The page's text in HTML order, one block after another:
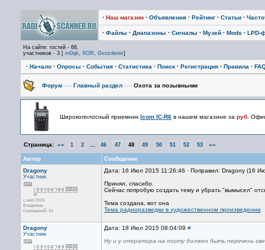
· Наш магазин · Объявления · Рейтинг · Статьи ·
· Файлы · Диапазоны · Сигналы · Музей · Mods · LPD-
На сайте: гостей - 66,
участников - 3 [ rn0qk, XOR, Gvozdenis]
· Начало · Опросы · События · Статистика · Поиск · Регистрация · Правила ·
Форум —› Главный раздел —› Охота за позывными
Широкополосный приемник Icom IC-R6 в нашем магазине за руб.
Страница: «« 1 2 46 47 48 49 50 51 52 53 »»
Автор
Сообщение
Dragony
Участник
с июл 2015
Владимир
Сообщений: 33
Дата: 16 Июл 2015 11:26:46 · Поправил: Dragony (16
Принял, спасибо.
Сейчас попробую создать тему и убрать "вымысел"
Тема создана, вот она
Тема радиоразведки в художественном произведении
Dragony
Участник
Дата: 18 Июл 2015 08:04:09 #
Ну и у оператора на посту должен быть перечень